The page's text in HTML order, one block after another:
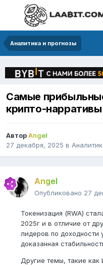
Аналитика и прогнозы
Самые
крипто-нарративы
АвторAngel
27 декабря, 2025 в
Angel
Опубликовано 27
Токенизация (RWA)
2025г и в отличие от
лидеров по доходности
доказанная
Другие темы, такие